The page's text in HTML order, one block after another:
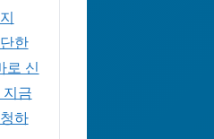
한
로 신
지금
하